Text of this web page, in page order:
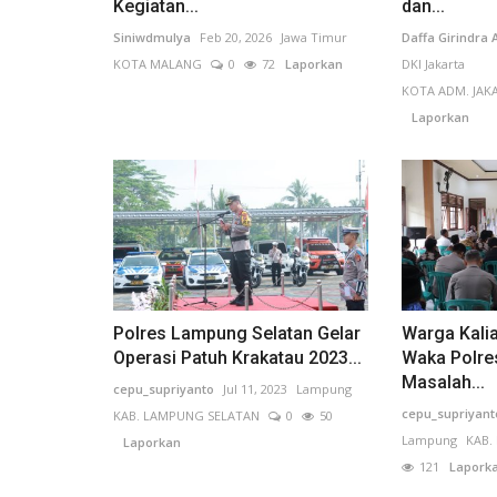
Kegiatan...
Siniwdmulya Feb 20, 2026 Jawa Timur
KOTA MALANG
0 72 Laporkan
dan...
Daffa Girindra
DKI Jakarta
KOTA ADM.
Laporkan
Polres Lampung Selatan Gelar
Operasi Patuh Krakatau 2023...
cepu_supriyanto Jul 11, 2023
Lampung
KAB. LAMPUNG SELATAN
0
50
Laporkan
Warga
Waka
Masalah...
Lampung
KAB.
121
Upacara Peringatan HUT
Republik Indonesia ke...